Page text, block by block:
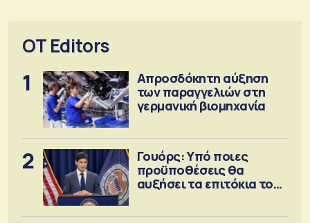
OT Editors
1
Απροσδόκητη αύξηση
των παραγγελιών στη
γερμανική βιομηχανία
2
Γουόρς: Υπό ποιες
προϋποθέσεις θα
αυξήσει τα επιτόκια τον